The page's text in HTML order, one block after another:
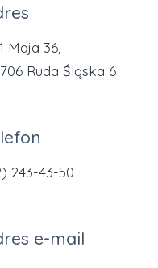
Maja 36,
Ruda Śląska 6
243-43-50
e-mail